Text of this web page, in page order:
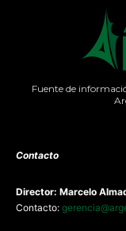
Fuente de
Contacto
Director: Marcelo
Contacto: